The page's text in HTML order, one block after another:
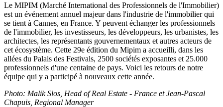
Le MIPIM (Marché International des Professionnels de l'Immobilier)
est un événement annuel majeur dans l'industrie de l'immobilier qui
se tient à Cannes, en France. Y peuvent échanger les professionnels
de l'immobilier, les investisseurs, les développeurs, les urbanistes, les
architectes, les représentants gouvernementaux et autres acteurs de
cet écosystème. Cette 29e édition du Mipim a accueilli, dans les
allées du Palais des Festivals, 2500 sociétés exposantes et 25.000
professionnels d'une centaine de pays. Voici les retours de notre
équipe qui y a participé à nouveaux cette année.
Photo: Malik Slos, Head of Real Estate - France et Jean-Pascal
Chapuis, Regional Manager